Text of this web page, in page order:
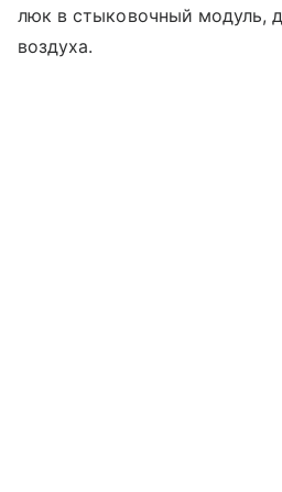
люк в стыковочный модуль,
воздуха.